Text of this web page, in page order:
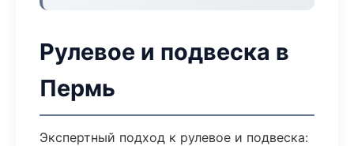
Рулевое и подвеска в
Пермь
Экспертный подход к рулевое и подвеска: